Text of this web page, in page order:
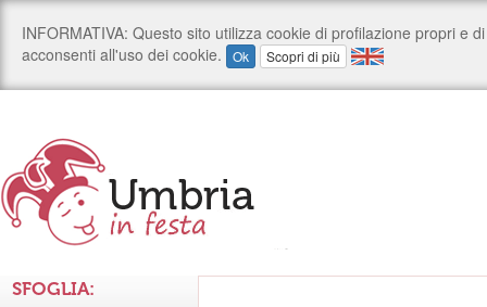
SFOGLIA: